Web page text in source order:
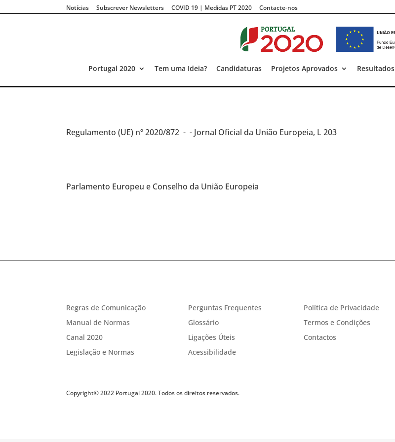
Notícias Subscrever Newsletters COVID 19 | Medidas PT 2020 Contacte-nos
Portugal 2020 Tem uma Ideia? Candidaturas Projetos Aprovados Resultados
Regulamento (UE) nº 2020/872 -- Jornal Oficial da União Europeia, L 203
Parlamento Europeu e Conselho da União Europeia
Regras de Comunicação
Manual de Normas
Canal 2020
Legislação e Normas
Perguntas Frequentes
Glossário
Ligações Úteis
Acessibilidade
Política de Privacidade
Termos e Condições
Contactos
Copyright© 2022 Portugal 2020. Todos os direitos reservados.